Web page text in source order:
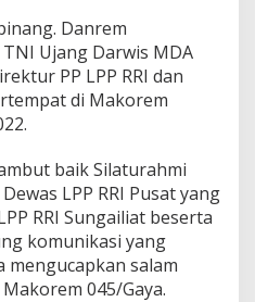
Danrem
Ujang Darwis MDA
PP LPP RRI dan
di Makorem
baik Silaturahmi
LPP RRI Pusat yang
RRI Sungailiat beserta
komunikasi yang
mengucapkan salam
045/Gaya.